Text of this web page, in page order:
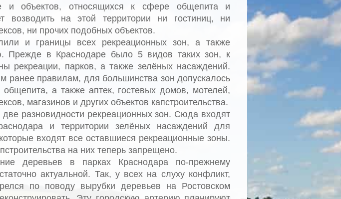
и объектов, относящихся к сфере общепита и
возводить на этой территории ни гостиниц, ни
ни прочих подобных объектов.
и границы всех рекреационных зон, а также
Прежде в Краснодаре было 5 видов таких зон, к
рекреации, парков, а также зелёных насаждений.
ранее правилам, для большинства зон допускалось
общепита, а также аптек, гостевых домов, мотелей,
магазинов и других объектов капстроительства.
две разновидности рекреационных зон. Сюда входят
и территории зелёных насаждений для
входят все оставшиеся рекреационные зоны.
на них теперь запрещено.
деревьев в парках Краснодара по-прежнему
актуальной. Так, у всех на слуху конфликт,
по поводу вырубки деревьев на Ростовском